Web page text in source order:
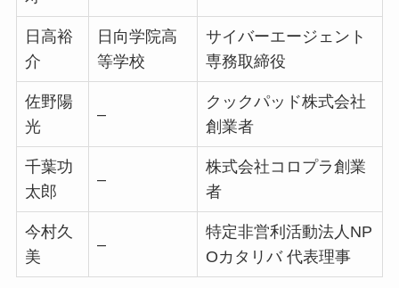
日高裕
介
日向学院高
等学校
サイバーエージェント
専務取締役
佐野陽
光
–
クックパッド株式会社
創業者
千葉功
太郎
–
株式会社コロプラ創業
者
今村久
美
–
特定非営利活動法人NP
Oカタリバ 代表理事